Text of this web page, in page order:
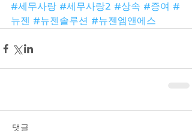
#세무사랑 #세무사랑2 #상속 #증여 #
뉴젠 #뉴젠솔루션 #뉴젠엠앤에스
댓글